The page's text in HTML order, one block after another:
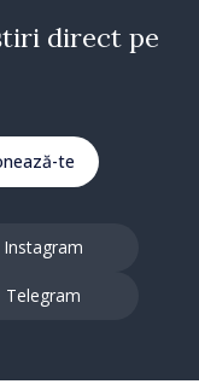
direct pe
te
Instagram
Telegram